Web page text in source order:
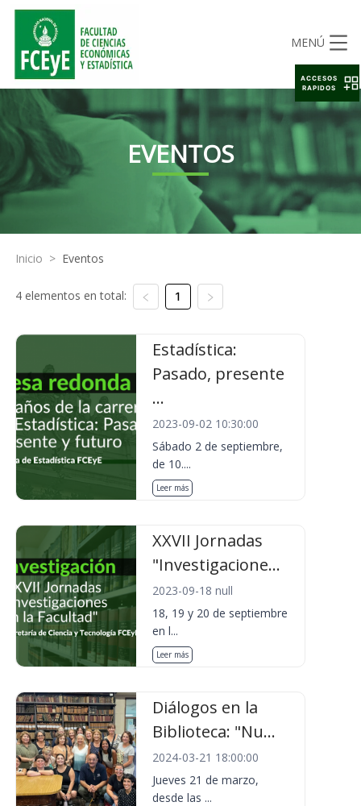
MENÚ
EVENTOS
Inicio > Eventos
4 elementos en total: 1
Estadística:
Pasado, presente
...
2023-09-02 10:30:00
Sábado 2 de septiembre,
de 10....
Leer más
XXVII Jornadas
"Investigacione...
2023-09-18 null
18, 19 y 20 de septiembre
en l...
Leer más
Diálogos en la
Biblioteca: "Nu...
2024-03-21 18:00:00
Jueves 21 de marzo,
desde las ...
ACCESOS
RAPIDOS